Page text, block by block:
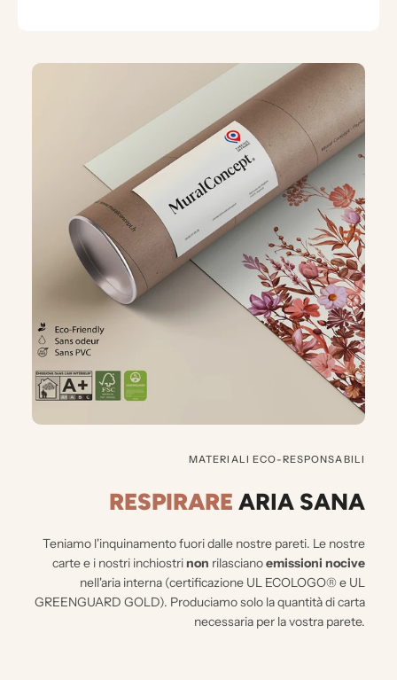
MATERIALI ECO-RESPONSABILI
RESPIRARE ARIA SANA
Teniamo l'inquinamento fuori dalle nostre pareti. Le nostre
carte e i nostri inchiostrinon rilascianoemissioni nocive
nell'aria interna (certificazione UL ECOLOGO® e UL
GREENGUARD GOLD). Produciamo solo la quantità di carta
necessaria per la vostra parete.